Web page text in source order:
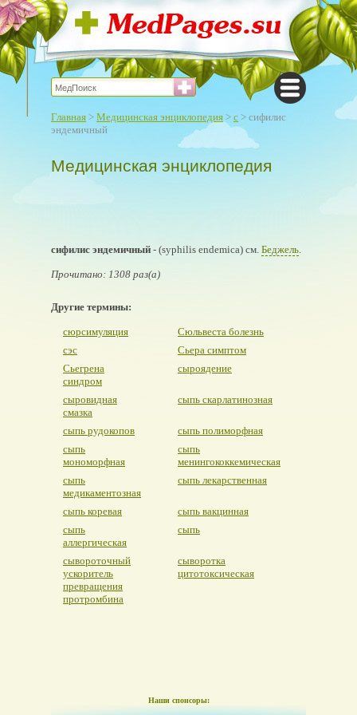
Главная > Медицинская энциклопедия > с > сифилис
эндемичный
Медицинская энциклопедия
сифилис эндемичный - (syphilis endemica) см. Беджель.
Прочитано: 1308 раз(а)
Другие термины:
сюрсимуляция
Сюльвеста болезнь
сэс
Сьера симптом
Сьегрена
синдром
сыроядение
сыровидная
смазка
сыпь скарлатинозная
сыпь рудокопов
сыпь полиморфная
сыпь
мономорфная
сыпь
менингококкемическая
сыпь
медикаментозная
сыпь лекарственная
сыпь коревая
сыпь вакцинная
сыпь
аллергическая
сыпь
сывороточный
ускоритель
превращения
протромбина
сыворотка
цитотоксическая
Наши спонсоры: